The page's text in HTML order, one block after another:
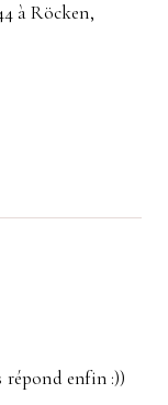
à Röcken,
répond enfin :))